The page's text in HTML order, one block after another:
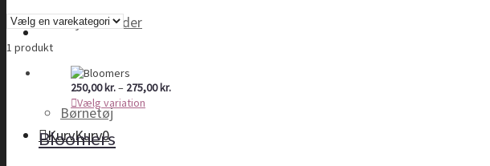
Tøj til kvinder
Børnetøj
KurvKurv0
1 produkt
250,00kr.– 275,00kr.Prisinterval:
Vælg variation
Bloomers